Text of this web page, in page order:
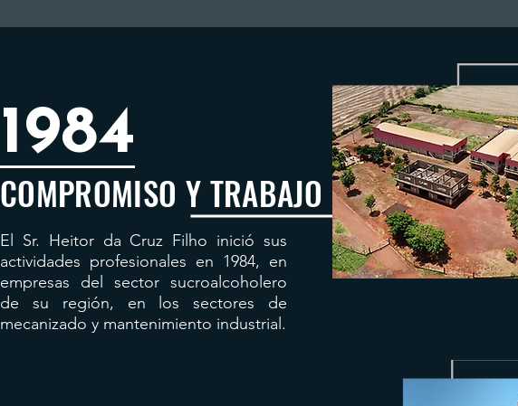
1984
COMPROMISO Y TRABAJO
​El Sr. Heitor da Cruz Filho inició sus
actividades profesionales en 1984, en
empresas del sector sucroalcoholero
de su región, en los sectores de
mecanizado y mantenimiento industrial.